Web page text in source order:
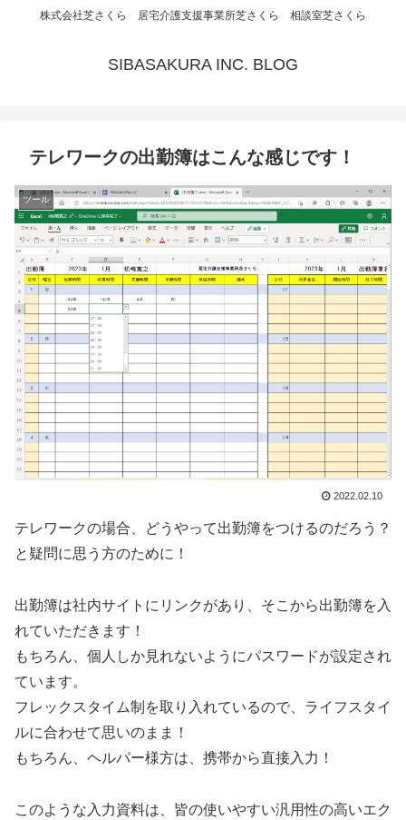
株式会社芝さくら 居宅介護支援事業所芝さくら 相談室芝さくら
SIBASAKURA INC. BLOG
テレワークの出勤簿はこんな感じです！
ツール
2022.02.10
テレワークの場合、どうやって出勤簿をつけるのだろう？
と疑問に思う方のために！
出勤簿は社内サイトにリンクがあり、そこから出勤簿を入
れていただきます！
もちろん、個人しか見れないようにパスワードが設定され
ています。
フレックスタイム制を取り入れているので、ライフスタイ
ルに合わせて思いのまま！
もちろん、ヘルパー様方は、携帯から直接入力！
このような入力資料は、皆の使いやすい汎用性の高いエク